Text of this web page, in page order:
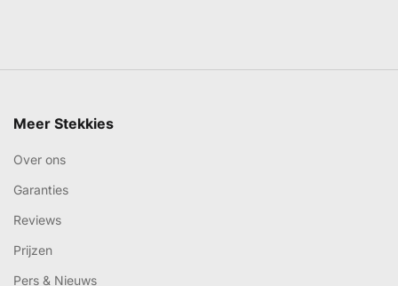
Meer Stekkies
Over ons
Garanties
Reviews
Prijzen
Pers & Nieuws